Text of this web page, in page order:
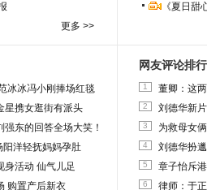
更多 >>
《夏日
冰冰冯小刚捧场红毯
星携女逛街有派头
东的回答全场大笑！
洋轻抚妈妈孕肚
身活动 仙气儿足
购置产后新衣
网友评论排行
1 董卿：这
2 刘德华新
3 为救母女
4 刘德华扮
5 章子怡斥
6 律师：于